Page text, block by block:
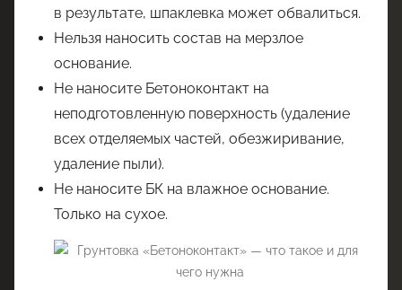
в результате, шпаклевка может обвалиться.
Нельзя наносить состав на мерзлое
основание.
Не наносите Бетоноконтакт на
неподготовленную поверхность (удаление
всех отделяемых частей, обезжиривание,
удаление пыли).
Не наносите БК на влажное основание.
Только на сухое.